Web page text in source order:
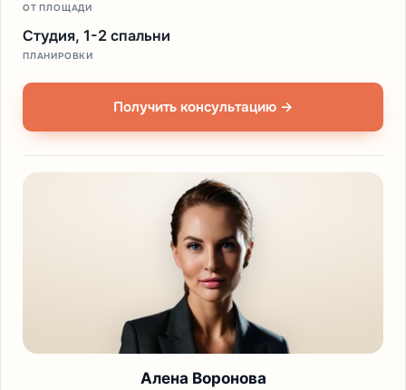
ОТ ПЛОЩАДИ
Студия, 1-2 спальни
ПЛАНИРОВКИ
Получить консультацию →
Алена Воронова